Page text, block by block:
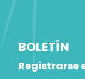
BOLETÍN
Registrarse